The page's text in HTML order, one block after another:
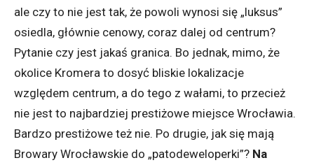
ale czy to nie jest tak, że powoli wynosi się „luksus”
osiedla, głównie cenowy, coraz dalej od centrum?
Pytanie czy jest jakaś granica. Bo jednak, mimo, że
okolice Kromera to dosyć bliskie lokalizacje
względem centrum, a do tego z wałami, to przecież
nie jest to najbardziej prestiżowe miejsce Wrocławia.
Bardzo prestiżowe też nie. Po drugie, jak się mają
Browary Wrocławskie do „patodeweloperki”? Na